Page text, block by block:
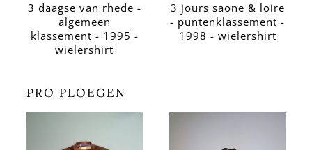
3 daagse van rhede -
algemeen
klassement - 1995 -
wielershirt
3 jours saone & loire
- puntenklassement -
1998 - wielershirt
PRO PLOEGEN